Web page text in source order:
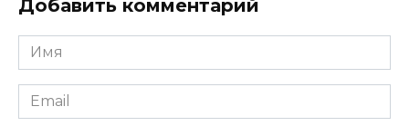
Добавить комментарий
Имя
*
Email
*